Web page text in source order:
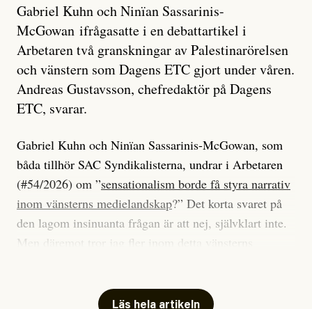
Gabriel Kuhn och Ninïan Sassarinis-
McGowan ifrågasatte i en debattartikel i
Arbetaren två granskningar av Palestinarörelsen
och vänstern som Dagens ETC gjort under våren.
Andreas Gustavsson, chefredaktör på Dagens
ETC, svarar.
Gabriel Kuhn och Ninïan Sassarinis-McGowan, som
båda tillhör SAC Syndikalisterna, undrar i Arbetaren
(#54/2026) om ”sensationalism borde få styra narrativ
inom vänsterns medielandskap?” Det korta svaret på
den lagom insinuanta frågan är att nej, självklart inte.
Men däremot tror jag fler inom detta vänsterns
journalistik som vänder sig till många snarare än att
Läs hela artikeln